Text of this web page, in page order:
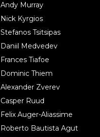
Andy Murray
Nick Kyrgios
Stefanos Tsitsipas
Daniil Medvedev
Frances Tiafoe
Dominic Thiem
Alexander Zverev
Casper Ruud
Felix Auger-Aliassime
Roberto Bautista Agut